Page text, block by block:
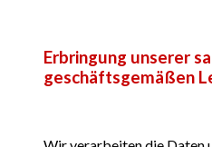
Erbringung unserer
geschäftsgemäßen